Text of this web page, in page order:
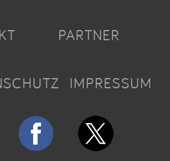
PARTNER
IMPRESSUM